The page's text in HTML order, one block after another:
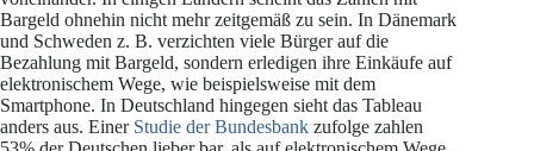
Bargeld ohnehin nicht mehr zeitgemäß zu sein. In Dänemark
und Schweden z. B. verzichten viele Bürger auf die
Bezahlung mit Bargeld, sondern erledigen ihre Einkäufe auf
elektronischem Wege, wie beispielsweise mit dem
Smartphone. In Deutschland hingegen sieht das Tableau
anders aus. Einer Studie der Bundesbank zufolge zahlen